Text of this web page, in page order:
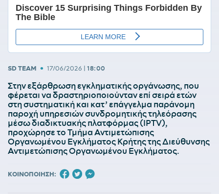
SD TEAM • 17/06/2026 | 18:00
Στην εξάρθρωση εγκληματικής οργάνωσης, που
φέρεται να δραστηριοποιούνταν επί σειρά ετών
στη συστηματική και κατ’ επάγγελμα παράνομη
παροχή υπηρεσιών συνδρομητικής τηλεόρασης
μέσω διαδικτυακής πλατφόρμας (IPTV),
προχώρησε το Τμήμα Αντιμετώπισης
Οργανωμένου Εγκλήματος Κρήτης της Διεύθυνσης
Αντιμετώπισης Οργανωμένου Εγκλήματος.
ΚΟΙΝΟΠΟΙΗΣΗ: